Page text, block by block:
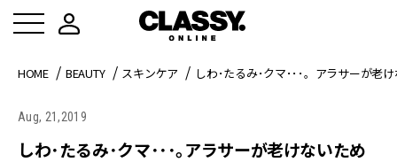
HOME BEAUTY スキンケア しわ･たるみ･クマ･･･。アラサーが老
Aug, 21,2019
しわ･たるみ･クマ･･･。アラサーが老けないため